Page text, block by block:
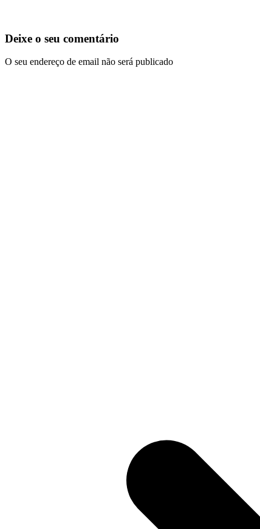
Deixe o seu comentário
O seu endereço de email não será publicado